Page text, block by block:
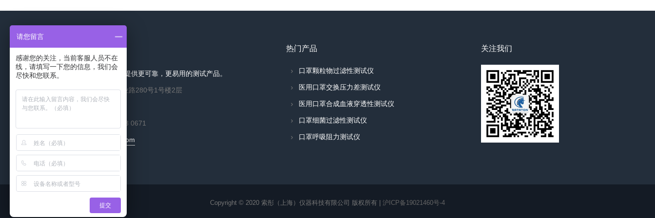
联系我们
索彤仪器始终致力于为用户提供更可靠，更易用的测试产品。
地址:上海市松江区振业路280号1号楼2层
电话:
133 7003 0671
邮件: sales@sataton.com
热门产品
口罩颗粒物过滤性测试仪
医用口罩交换压力差测试仪
医用口罩合成血液穿透性测试仪
口罩细菌过滤性测试仪
口罩呼吸阻力测试仪
关注我们
Copyright © 2020 索彤（上海）仪器科技有限公司 版权所有 | 沪ICP备19021460号-4
请您留言
感谢您的关注，当前客服人员不在
线，请填写一下您的信息，我们会
尽快和您联系。
提交